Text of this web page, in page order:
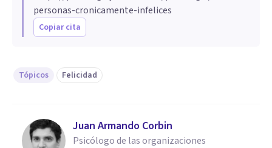
personas-cronicamente-infelices
Copiar cita
Tópicos Felicidad
Juan Armando Corbin
Psicólogo de las organizaciones